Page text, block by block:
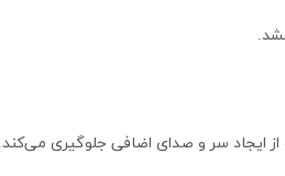
ایجاد سر و صدای اضافی جلوگیری